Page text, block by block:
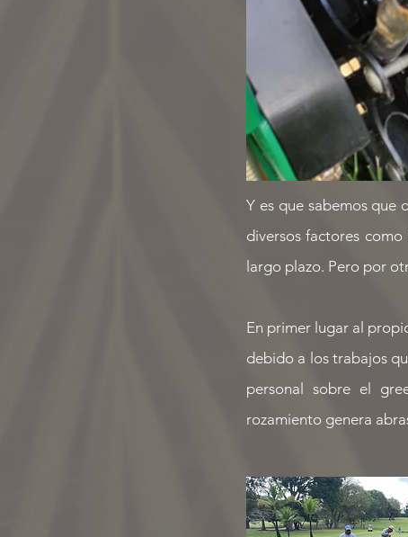
Y es que sabemos que
diversos factores como
largo plazo. Pero por
En primer lugar al
debido a los trabajos
personal sobre el
rozamiento genera